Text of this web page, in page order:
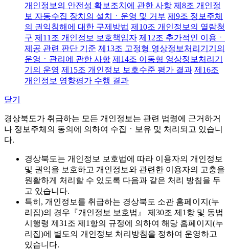
개인정보의 안전성 확보조치에 관한 사항 제8조 개인정
보 자동수집 장치의 설치ㆍ운영 및 거부 제9조 정보주체
의 권익침해에 대한 구제방법 제10조 개인정보의 열람청
구 제11조 개인정보 보호책임자 제12조 추가적인 이용ㆍ
제공 관련 판단 기준 제13조 고정형 영상정보처리기기의
운영ㆍ관리에 관한 사항 제14조 이동형 영상정보처리기
기의 운영 제15조 개인정보 보호수준 평가 결과 제16조
개인정보 영향평가 수행 결과
닫기
경상북도가 취급하는 모든 개인정보는 관련 법령에 근거하거
나 정보주체의 동의에 의하여 수집ㆍ보유 및 처리되고 있습니
다.
경상북도는 개인정보 보호법에 따라 이용자의 개인정보
및 권익을 보호하고 개인정보와 관련한 이용자의 고충을
원활하게 처리할 수 있도록 다음과 같은 처리 방침을 두
고 있습니다.
특히, 개인정보를 취급하는 경상북도 소관 홈페이지(누
리집)의 경우『개인정보 보호법』 제30조 제1항 및 동법
시행령 제31조 제1항의 규정에 의하여 해당 홈페이지(누
리집)에 별도의 개인정보 처리방침을 정하여 운영하고
있습니다.